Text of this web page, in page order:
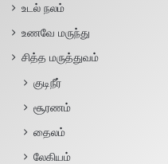
உடல் நலம்
உணவே மருந்து
சித்த மருத்துவம்
குடிநீர்
சூரணம்
தைலம்
லேகியம்